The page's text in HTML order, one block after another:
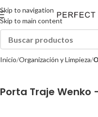
Skip to navigation
Skip to main content
Inicio Organización y Limpieza
Porta Traje Wenko